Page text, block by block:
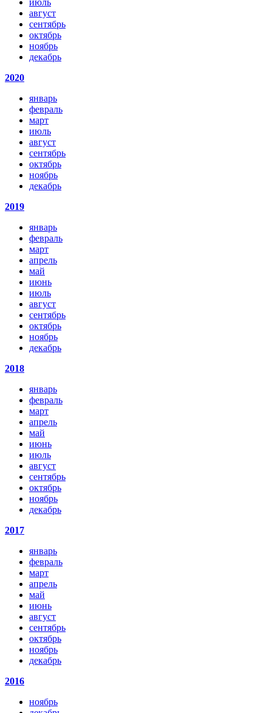
август
сентябрь
октябрь
ноябрь
декабрь
2020
январь
февраль
март
июль
август
сентябрь
октябрь
ноябрь
декабрь
2019
январь
февраль
март
апрель
май
июнь
июль
август
сентябрь
октябрь
ноябрь
декабрь
2018
январь
февраль
март
апрель
май
июнь
июль
август
сентябрь
октябрь
ноябрь
декабрь
2017
январь
февраль
март
апрель
май
июнь
август
сентябрь
октябрь
ноябрь
декабрь
2016
ноябрь